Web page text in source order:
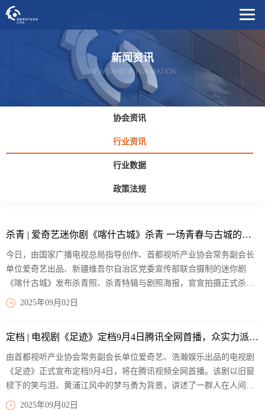
新闻资讯
NEWS AND INFORMATION
协会资讯
行业资讯
行业数据
政策法规
杀青 | 爱奇艺迷你剧《喀什古城》杀青 一场青春与古城的双向奔赴即将开启
今日，由国家广播电视总局指导创作、首都视听产业协会常务副会长
单位爱奇艺出品、新疆维吾尔自治区党委宣传部联合摄制的迷你剧
《喀什古城》发布杀青照、杀青特辑与剧照海报，官宣拍摄正式杀
青，进入后期制作阶段。《喀什古城》以南疆浓烈的地域风情和鲜活
量。 【阅读全文】
2025年09月02日
定档 | 电视剧《足迹》定档9月4日腾讯全网首播，众实力派演员倾情加盟
由首都视听产业协会常务副会长单位爱奇艺、浩瀚娱乐出品的电视剧
《足迹》正式宣布定档9月4日，将在腾讯视频全网首播。该剧以旧窗
棂下的笑与泪、黄浦江风中的梦与勇为背景，讲述了一群人在人间长
路上风雨无常，却始终并肩而立，将坎坷走成曙光的动人故事。
2025年09月02日